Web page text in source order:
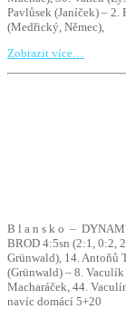
Pavlůsek (Janíček) –
(Medřický, Němec),
Zobrazit více…
B l a n s k o –
BROD 4:5sn (2:1, 0:2,
Grünwald), 14. Antoňů
(Grünwald) – 8.
Macharáček, 44.
navíc domácí 5+20